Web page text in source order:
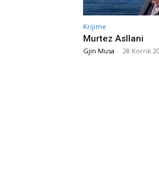
Krijime
Murtez Asllani
Gjin Musa - 28 Korrik